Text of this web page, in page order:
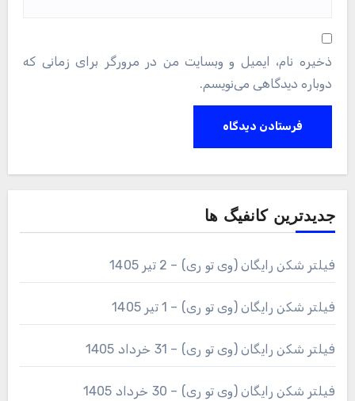
ذخیره نام، ایمیل و وبسایت من در مرورگر برای زمانی که
دوباره دیدگاهی می‌نویسم.
جدیدترین کانفیگ ها
فیلتر شکن رایگان (وی تو ری) – 2 تیر 1405
فیلتر شکن رایگان (وی تو ری) – 1 تیر 1405
فیلتر شکن رایگان (وی تو ری) – 31 خرداد 1405
فیلتر شکن رایگان (وی تو ری) – 30 خرداد 1405